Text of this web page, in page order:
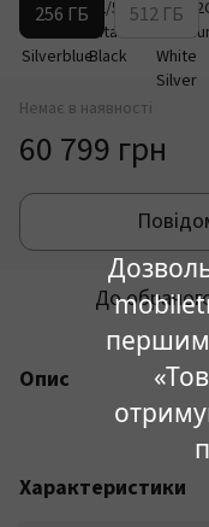
256 ГБ 512 ГБ
Немає в наявності
60 799 грн
До
Опис
Характеристики